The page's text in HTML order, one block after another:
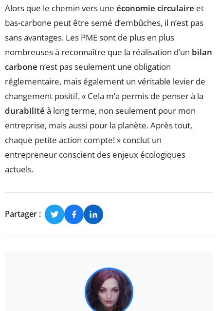
Alors que le chemin vers une économie circulaire et
bas-carbone peut être semé d’embûches, il n’est pas
sans avantages. Les PME sont de plus en plus
nombreuses à reconnaître que la réalisation d’un bilan
carbone n’est pas seulement une obligation
réglementaire, mais également un véritable levier de
changement positif. « Cela m’a permis de penser à la
durabilité à long terme, non seulement pour mon
entreprise, mais aussi pour la planète. Après tout,
chaque petite action compte! » conclut un
entrepreneur conscient des enjeux écologiques
actuels.
Partager :